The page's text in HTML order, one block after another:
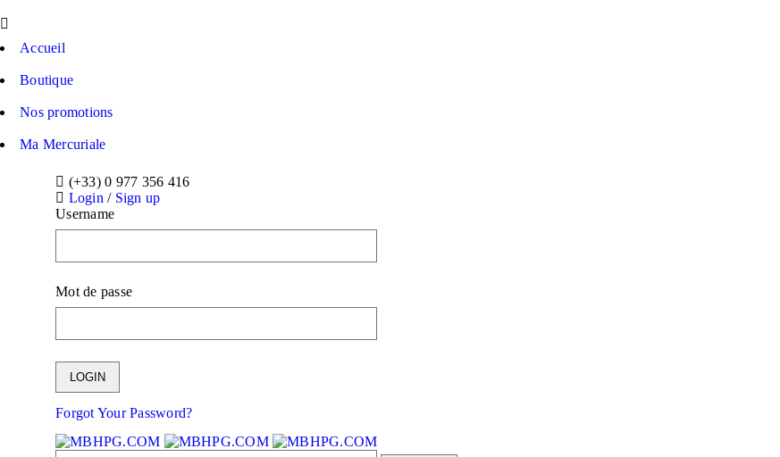
Accueil
Boutique
Nos promotions
Ma Mercuriale
(+33) 0 977 356 416
Login / Sign up
Username
Mot de passe
Forgot Your Password?